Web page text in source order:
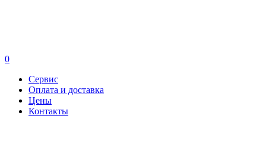
0
Сервис
Оплата и доставка
Цены
Контакты